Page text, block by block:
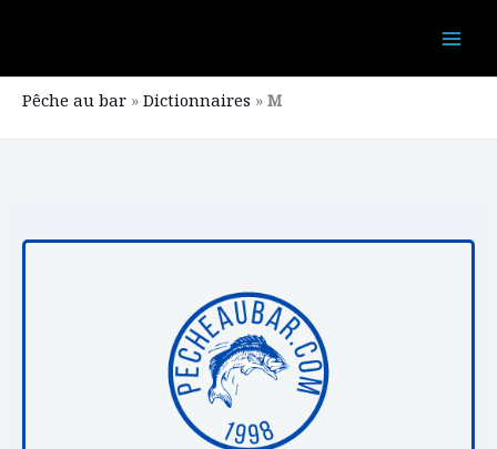
contenu
Pêche au bar » Dictionnaires » M